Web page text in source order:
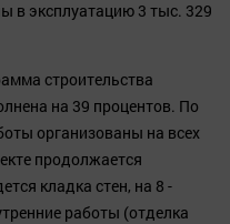
в эксплуатацию 3 тыс. 329
строительства
на 39 процентов. По
организованы на всех
продолжается
кладка стен, на 8 -
работы (отделка